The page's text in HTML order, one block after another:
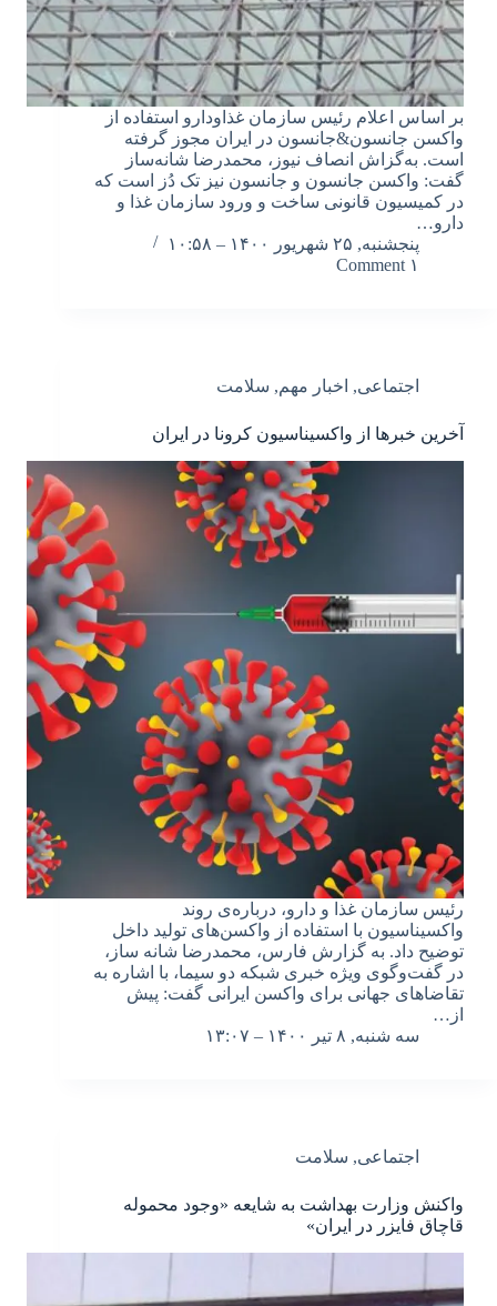
بر اساس اعلام رئیس سازمان غذاودارو استفاده از
واکسن جانسون&جانسون در ایران مجوز گرفته
است. به‌گزاش انصاف نیوز، محمدرضا شانه‌ساز
گفت: واکسن جانسون و جانسون نیز تک دُز است که
در کمیسیون قانونی ساخت و ورود سازمان غذا و
دارو…
پنجشنبه, ۲۵ شهریور ۱۴۰۰ – ۱۰:۵۸
۱ Comment
اجتماعی, اخبار مهم, سلامت
آخرین خبرها از واکسیناسیون کرونا در ایران
رئیس سازمان غذا و دارو، درباره‌ی روند
واکسیناسیون با استفاده از واکسن‌های تولید داخل
توضیح داد. به گزارش فارس، محمدرضا شانه ساز،
در گفت‌وگوی ویژه خبری شبکه دو سیما، با اشاره به
تقاضاهای جهانی برای واکسن ایرانی گفت: پیش
از…
سه شنبه, ۸ تیر ۱۴۰۰ – ۱۳:۰۷
اجتماعی, سلامت
واکنش وزارت بهداشت به شایعه «وجود محموله
قاچاق فایزر در ایران»